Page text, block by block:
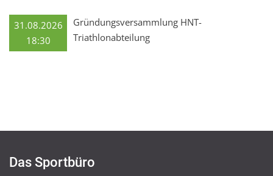
31.08.2026
18:30
Gründungsversammlung HNT-
Triathlonabteilung
Das Sportbüro